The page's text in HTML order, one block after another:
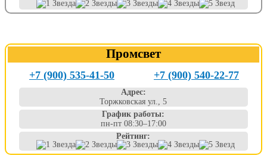
Промсвет
+7 (900) 535-41-50 +7 (900) 540-22-77
Адрес:
Торжковская ул., 5
График работы:
пн-пт 08:30–17:00
Рейтинг: